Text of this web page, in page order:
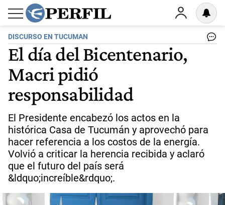
DISCURSO EN TUCUMAN
El día del Bicentenario,
Macri pidió
responsabilidad
El Presidente encabezó los actos en la
histórica Casa de Tucumán y aprovechó para
hacer referencia a los costos de la energía.
Volvió a criticar la herencia recibida y aclaró
que el futuro del país será
&ldquo;increíble&rdquo;.